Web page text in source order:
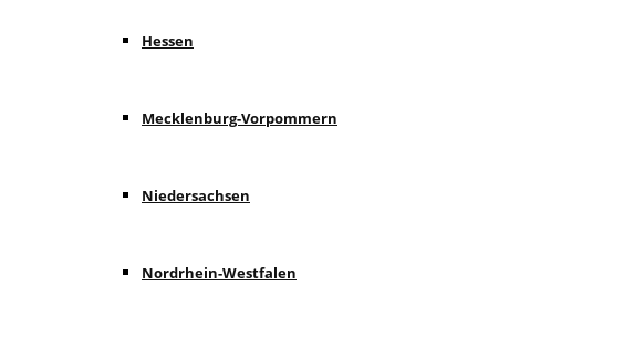
Hessen
Mecklenburg-Vorpommern
Niedersachsen
Nordrhein-Westfalen